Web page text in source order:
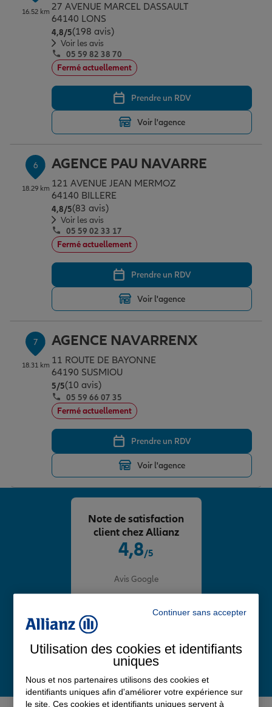
16.52 km 27 AVENUE MARCEL DASSAULT
64140 LONS
4,8/5Note de 4.8 sur 5
(198 avis)
Voir les avis
05 59 82 38 70
Fermé actuellement
Prendre un RDV
Voir l'agence
6
18.29 km
AGENCE PAU NAVARRE
121 AVENUE JEAN MERMOZ
64140 BILLERE
4,8/5Note de 4.8 sur 5
(83 avis)
Voir les avis
05 59 02 33 17
Fermé actuellement
Prendre un RDV
Voir l'agence
7
18.31 km
AGENCE NAVARRENX
11 ROUTE DE BAYONNE
64190 SUSMIOU
5/5Note de 5 sur 5
(10 avis)
05 59 66 07 35
Fermé actuellement
Prendre un RDV
Voir l'agence
4,8/5
Avis Google
Note de satisfaction
client chez Allianz
Continuer sans accepter
Utilisation des cookies et identifiants
uniques
Nous et nos partenaires utilisons des cookies et
identifiants uniques afin d'améliorer votre expérience sur
le site. Ces cookies et identifiants uniques servent à